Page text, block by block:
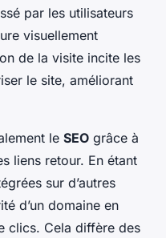
par les utilisateurs
visuellement
de la visite incite les
le site, améliorant
le SEO grâce à
liens retour. En étant
sur d’autres
d’un domaine en
clics. Cela diffère des